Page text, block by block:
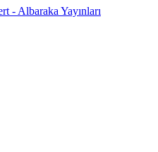
- Albaraka Yayınları